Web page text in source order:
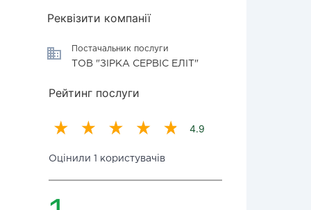
Реквізити компанії
Постачальник послуги
ТОВ "ЗІРКА СЕРВІС ЕЛІТ"
Рейтинг послуги
4.9
Оцінили 1 користувачів